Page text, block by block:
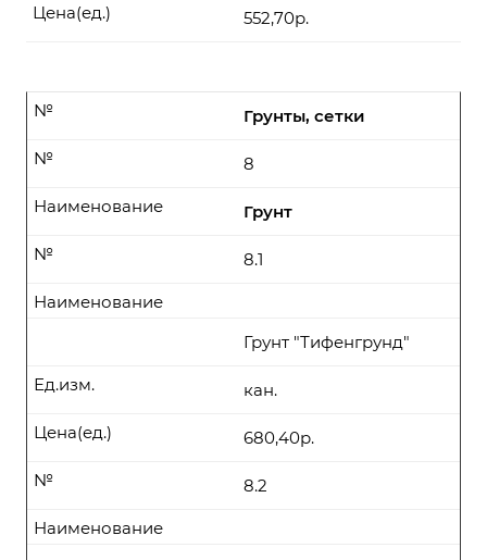
552,70р.
Цена(ед.)
Грунты, сетки
№
8
№
Грунт
Наименование
8.1
№
Наименование
Грунт "Тифенгрунд"
кан.
Ед.изм.
680,40р.
Цена(ед.)
8.2
№
Наименование